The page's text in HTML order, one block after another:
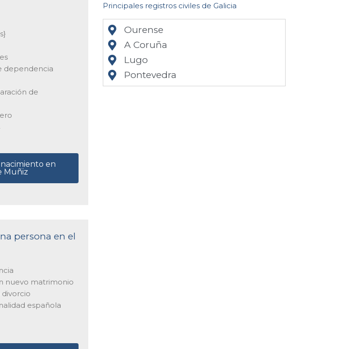
dependencia
de
en
Muñiz
persona en el
nuevo matrimonio
divorcio
española
Principales registros civiles de Galicia
Ourense
A Coruña
Lugo
Pontevedra